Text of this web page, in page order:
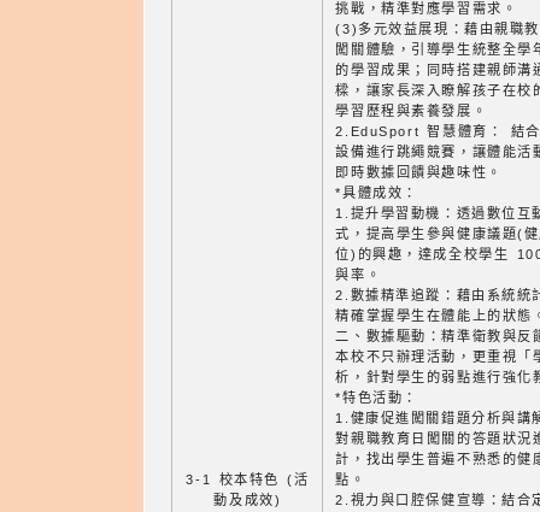
3-1 校本特色 (活
動及成效)
挑戰，精準對應學習需求。
(3)多元效益展現：藉由親職
闖關體驗，引導學生統整全學
的學習成果；同時搭建親師溝
樑，讓家長深入瞭解孩子在校
學習歷程與素養發展。
2.EduSport 智慧體育： 結
設備進行跳繩競賽，讓體能活
即時數據回饋與趣味性。
*具體成效：
1.提升學習動機：透過數位互
式，提高學生參與健康議題(
位)的興趣，達成全校學生
與率。
2.數據精準追蹤：藉由系統統
精確掌握學生在體能上的狀態
二、數據驅動：精準衛教與反
本校不只辦理活動，更重視「
析，針對學生的弱點進行強化
*特色活動：
1.健康促進闖關錯題分析與講
對親職教育日闖關的答題狀況
計，找出學生普遍不熟悉的健
點。
2.視力與口腔保健宣導：結合